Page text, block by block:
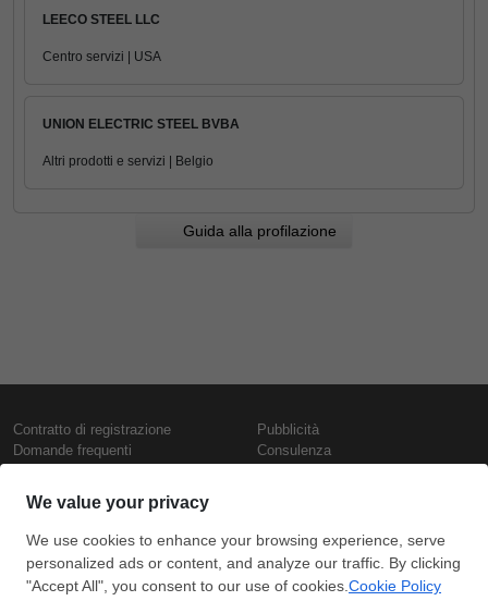
LEECO STEEL LLC
Centro servizi | USA
UNION ELECTRIC STEEL BVBA
Altri prodotti e servizi | Belgio
Guida alla profilazione
Contratto di registrazione
Domande frequenti
Presentazione
Contattaci
Termini di utilizzo
Politica di riservatezza
Pubblicità
Consulenza